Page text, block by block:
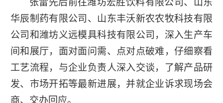
张雷先后前往潍坊宏胜饮料有限公司、山东
华辰制药有限公司、山东丰沃新农农牧科技有限
公司和潍坊义远模具科技有限公司，深入生产车
间和展厅，面对面问需、点对点破难，仔细察看
工艺流程，与企业负责人深入交谈，了解产品研
发、市场开拓等最新进展，并就企业诉求现场会
商、交办回应。